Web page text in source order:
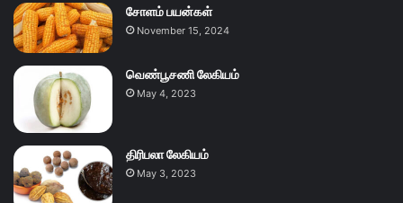
சோளம் பயன்கள்
November 15, 2024
வெண்பூசணி லேகியம்
May 4, 2023
திரிபலா லேகியம்
May 3, 2023